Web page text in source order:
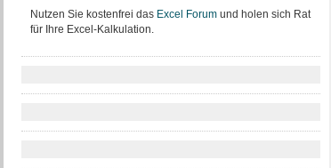
Nutzen Sie kostenfrei das Excel Forumund holen sich Rat
für Ihre Excel-Kalkulation.